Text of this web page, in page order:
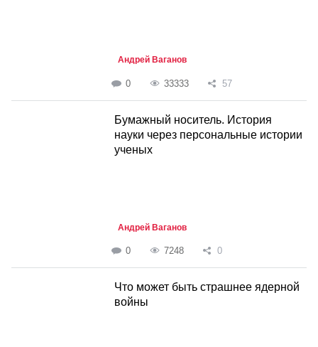
Андрей Ваганов
0 33333 57
Бумажный носитель. История
науки через персональные истории
ученых
Андрей Ваганов
0 7248 0
Что может быть страшнее ядерной
войны